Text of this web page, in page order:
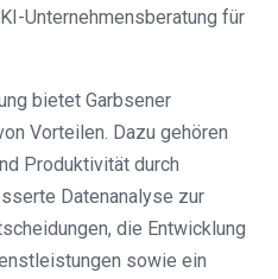
Unternehmensberatung für
bietet Garbsener
Vorteilen. Dazu gehören
Produktivität durch
Datenanalyse zur
die Entwicklung
sowie ein